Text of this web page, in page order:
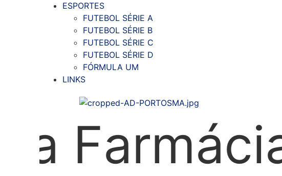
ESPORTES
FUTEBOL SÉRIE A
FUTEBOL SÉRIE B
FUTEBOL SÉRIE C
FUTEBOL SÉRIE D
FÓRMULA UM
LINKS